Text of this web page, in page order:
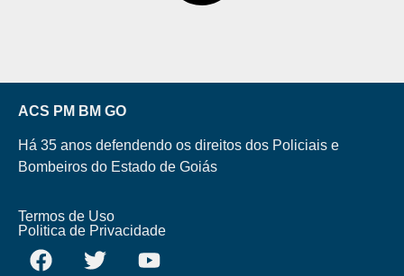
ACS PM BM GO
Há 35 anos defendendo os direitos dos Policiais e
Bombeiros do Estado de Goiás
Termos de Uso
Politica de Privacidade